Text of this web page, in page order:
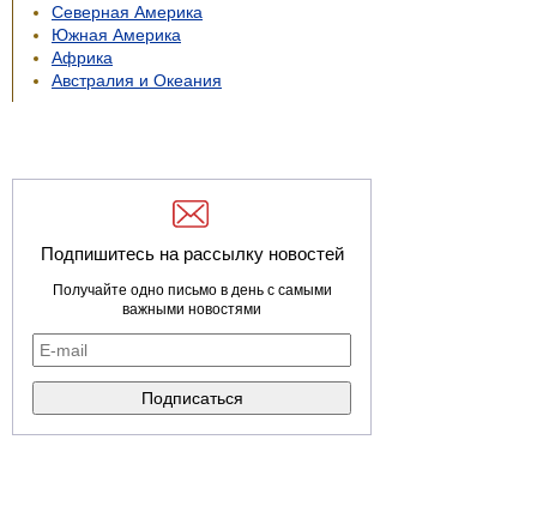
Северная Америка
Южная Америка
Африка
Австралия и Океания
Подпишитесь на рассылку новостей
Получайте одно письмо в день с самыми
важными новостями